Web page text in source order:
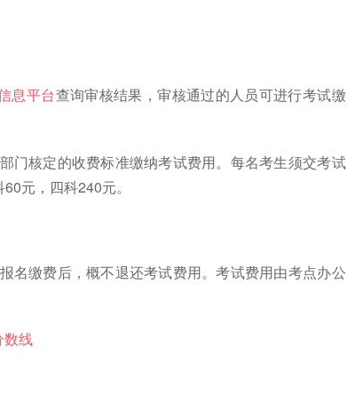
息平台查询审核结果，审核通过的人员可进行考试缴
门核定的收费标准缴纳考试费用。每名考生须交考试
元，四科240元。
名缴费后，概不退还考试费用。考试费用由考点办公
数线